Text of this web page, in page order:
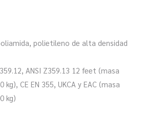
polietileno de alta densidad
ANSI Z359.13 12 feet (masa
CE EN 355, UKCA y EAC (masa
kg)